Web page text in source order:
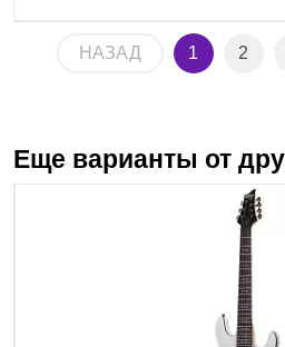
НАЗАД 1 2
Еще варианты от